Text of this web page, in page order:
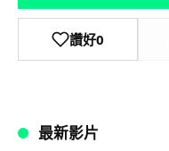
讚好0
最新影片